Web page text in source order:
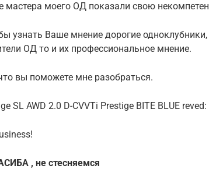
мастера моего ОД показали свою
узнать Ваше мнение дорогие
ОД то и их профессиональное мнение.
вы поможете мне разобраться.
SL AWD 2.0 D-CVVTi Prestige BITE BLUE reved:
, не стесняемся